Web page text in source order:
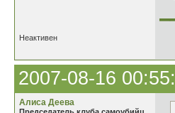
Неактивен
2007-08-16
Алиса Деева